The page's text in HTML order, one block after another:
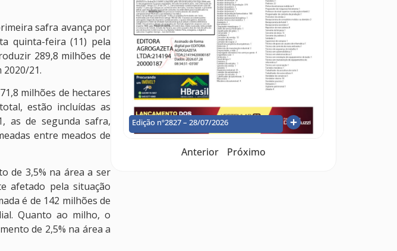
safra avança por
quinta-feira (11) pela
289,8 milhões de
21.
milhões de hectares
estão incluídas as
as de segunda safra,
entre meados de
de 3,5% na área a ser
afetado pela situação
é de 142 milhões de
Quanto ao milho, o
de 2,5% na área a
Edição nº2827 – 28/07/2026
Anterior Próximo